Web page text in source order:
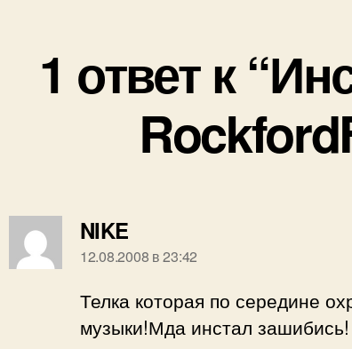
1 ответ к
NIKEпишет:
12.08.2008 в 23:42
Телка которая по середине
музыки!Мда инстал зашибись!